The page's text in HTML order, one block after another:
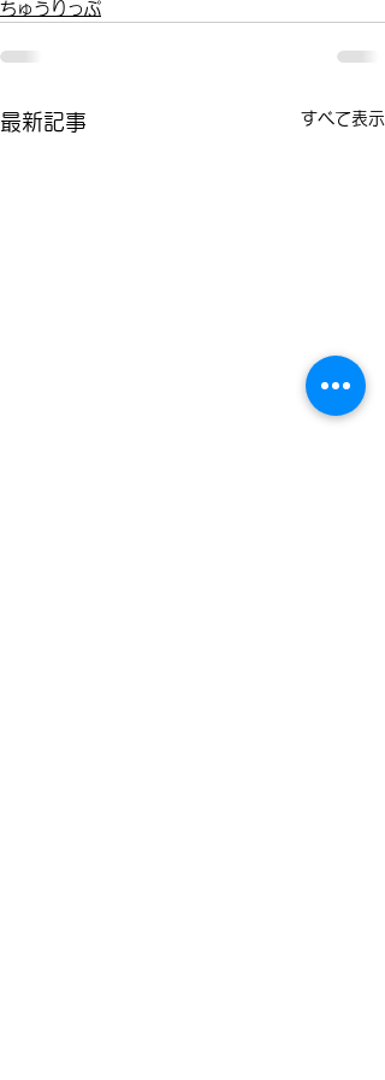
ちゅうりっぷ
最新記事 すべて表示